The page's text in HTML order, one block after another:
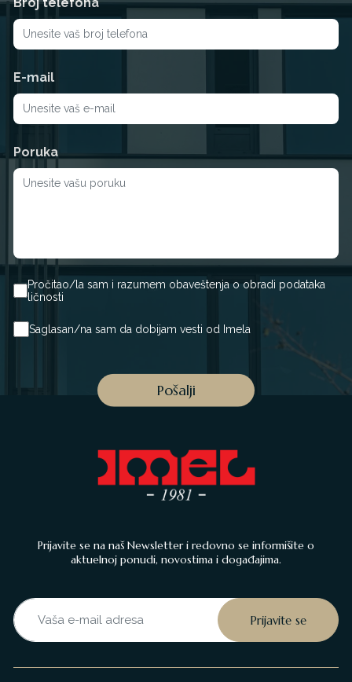
E-mail
Poruka
Pročitao/la sam i razumem obaveštenja o obradi podataka
ličnosti
Saglasan/na sam da dobijam vesti od Imela
Prijavite se na naš Newsletter i redovno se informišite o
aktuelnoj ponudi, novostima i događajima.